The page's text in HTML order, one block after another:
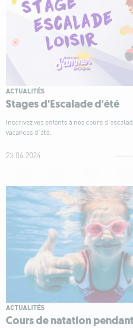
Stages d'Escalade d'été
ACTUALITÉS
Inscrivez vos enfants à nos cours
vacances d'été.
23.06.2024
Cours de natation
ACTUALITÉS